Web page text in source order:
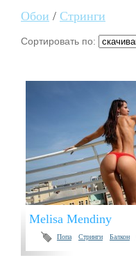
Обои / Стринги
Сортировать по:
Melisa Mendiny
Попа Стринги Балкон